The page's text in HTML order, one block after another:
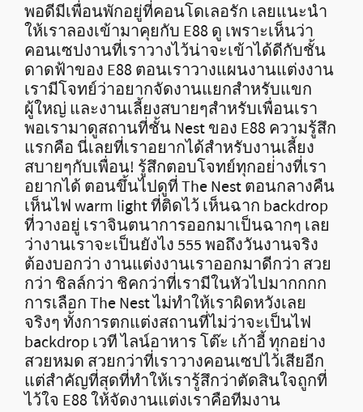
พอดีมีเพื่อนพักอยู่ที่คอนโดเลอรัก เลยแนะนำ
ให้เราลองเข้ามาคุยกับ E88 ดู เพราะเห็นว่า
คอนเซปงานที่เราวางไว้น่าจะเข้าได้ดีกับชั้น
ดาดฟ้าของ E88 ตอนเราวางแผนงานแต่งงาน
เรามีโจทย์ว่าอยากจัดงานแยกสำหรับแขก
ผู้ใหญ่ และงานเลี้ยงสบายๆสำหรับเพื่อนเรา
พอเรามาดูสถานที่ชั้น Nest ของ E88 ความรู้สึก
แรกคือ นี่เลยที่เราอยากได้สำหรับงานเลี้ยง
สบายๆกับเพื่อน! รู้สึกตอบโจทย์ทุกอย่่างที่เรา
อยากได้ ตอนขึ้นไปดูที่ The Nest ตอนกลางคืน
เห็นไฟ warm light ที่ติดไว้ เห็นฉาก backdrop
ที่วางอยู่ เราจินตนาการออกมาเป็นฉากๆ เลย
ว่างานเราจะเป็นยังไง 555 พอถึงวันงานจริง
ต้องบอกว่า งานแต่งงานเราออกมาดีกว่า สวย
กว่า ชิลล์กว่า ชิคกว่าที่เรามีในหัวไปมากกกก
การเลือก The Nest ไม่ทำให้เราผิดหวังเลย
จริงๆ ทั้งการตกแต่งสถานที่ไม่ว่าจะเป็นไฟ
backdrop เวที ไลน์อาหาร โต๊ะ เก้าอี้ ทุกอย่าง
สวยหมด สวยกว่าที่เราวางคอนเซปไว้เสียอีก
แต่สำคัญที่สุดที่ทำให้เรารู้สึกว่าตัดสินใจถูกที่
ไว้ใจ E88 ให้จัดงานแต่งเราคือทีมงาน